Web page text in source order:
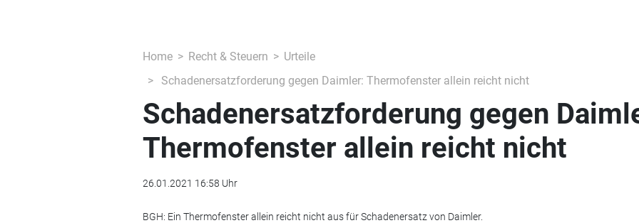
Home Recht & Steuern
Urteile
Schadenersatzforderung gegen Daimler: Thermofenster allein reicht nicht
Schadenersatzforderung gegen
Thermofenster allein reicht nicht
26.01.2021 16:58 Uhr
BGH: Ein Thermofenster allein reicht nicht aus für Schadenersatz von Daimler.